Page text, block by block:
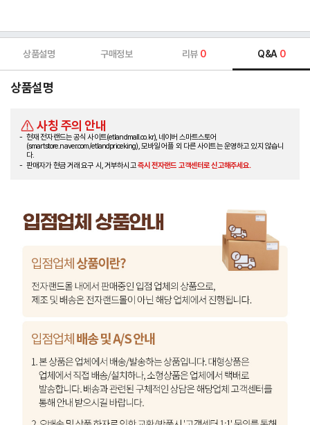
상품설명 구매정보 리뷰 0 Q&A 0
상품설명
사칭 주의 안내
현재 전자랜드는 공식 사이트(etlandmall.co.kr), 네이버 스마트스토어
(smartstore.naver.com/etlandpriceking), 모바일 어플 외 다른 사이트는 운영하고 있지 않습니
다.
판매자가 현금 거래 요구 시, 거부하시고즉시 전자랜드 고객센터로 신고해주세요.